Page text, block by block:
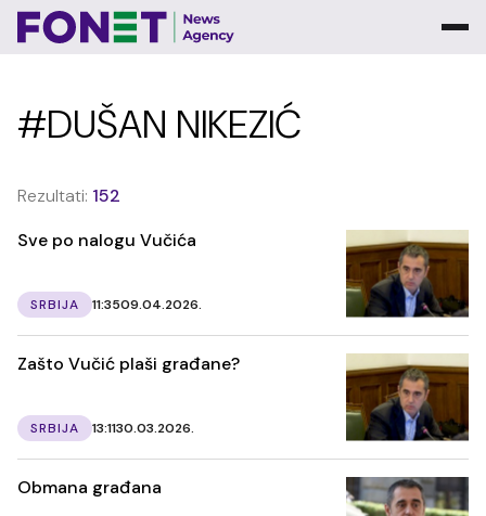
#DUŠAN NIKEZIĆ
Rezultati: 152
Sve po nalogu Vučića
SRBIJA 11:3509.04.2026.
Zašto Vučić plaši građane?
SRBIJA 13:1130.03.2026.
Obmana građana